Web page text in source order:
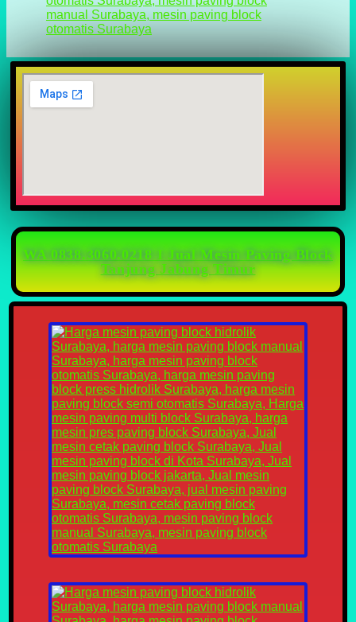
WA 0838.3060.0218 I Jual Mesin Paving Block
Tanjung Jabung Timur